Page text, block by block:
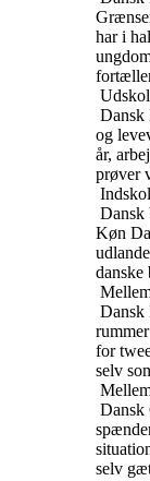
har i
Dansk
og
år,
prøver
Dansk
Køn
danske
Dansk
for
selv
Dansk
selv